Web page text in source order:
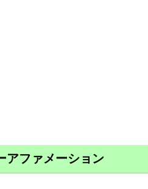
ファメーション